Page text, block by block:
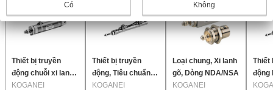
Thiết bị truyền
động chuỗi xi lanh
sáng xi lanh tốc độ
KOGANEI
Thiết bị truyền
động, Tiêu chuẩn,
Dòng xi lanh bút,
KOGANEI
Loại chung, Xi lanh
gõ, Dòng NDA/NSA
KOGANEI
Thiết
động
lanh
Có Không